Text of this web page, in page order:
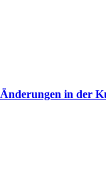
Änderungen in der